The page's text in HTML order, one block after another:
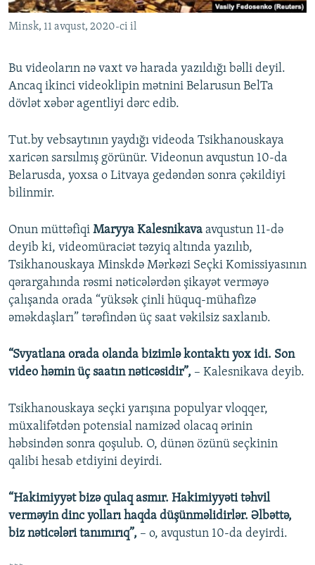
Minsk, 11 avqust, 2020-ci il
Bu videoların nə vaxt və harada yazıldığı bəlli deyil.
Ancaq ikinci videoklipin mətnini Belarusun BelTa
dövlət xəbər agentliyi dərc edib.
Tut.by vebsaytının yaydığı videoda Tsikhanouskaya
xaricən sarsılmış görünür. Videonun avqustun 10-da
Belarusda, yoxsa o Litvaya gedəndən sonra çəkildiyi
bilinmir.
Onun müttəfiqi Maryya Kalesnikava avqustun 11-də
deyib ki, videomüraciət təzyiq altında yazılıb,
Tsikhanouskaya Minskdə Mərkəzi Seçki Komissiyasının
qərargahında rəsmi nəticələrdən şikayət verməyə
çalışanda orada “yüksək çinli hüquq-mühafizə
əməkdaşları” tərəfindən üç saat vəkilsiz saxlanıb.
“Svyatlana orada olanda bizimlə kontaktı yox idi. Son
video həmin üç saatın nəticəsidir”, – Kalesnikava deyib.
Tsikhanouskaya seçki yarışına populyar vloqqer,
müxalifətdən potensial namizəd olacaq ərinin
həbsindən sonra qoşulub. O, dünən özünü seçkinin
qalibi hesab etdiyini deyirdi.
“Hakimiyyət bizə qulaq asmır. Hakimiyyəti təhvil
verməyin dinc yolları haqda düşünməlidirlər. Əlbəttə,
biz nəticələri tanımırıq”, – o, avqustun 10-da deyirdi.